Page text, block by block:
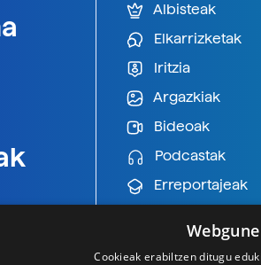
Albisteak
Elkarrizketak
Iritzia
Argazkiak
Bideoak
Podcastak
Erreportajeak
Cookieak erabiltzen ditugu